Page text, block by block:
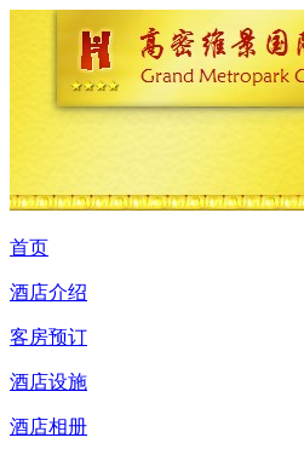
首页
酒店介绍
客房预订
酒店设施
酒店相册